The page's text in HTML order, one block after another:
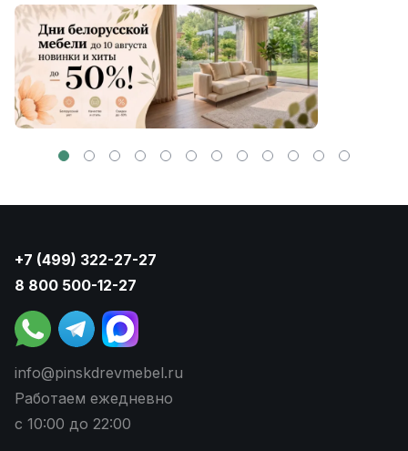
+7 (499) 322-27-27
8 800 500-12-27
info@pinskdrevmebel.ru
Работаем ежедневно
с 10:00 до 22:00